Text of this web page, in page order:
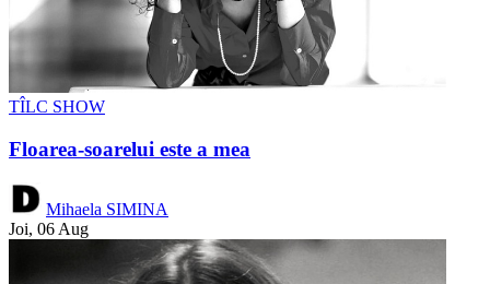
TÎLC SHOW
Floarea-soarelui este a mea
Mihaela SIMINA
Joi, 06 Aug